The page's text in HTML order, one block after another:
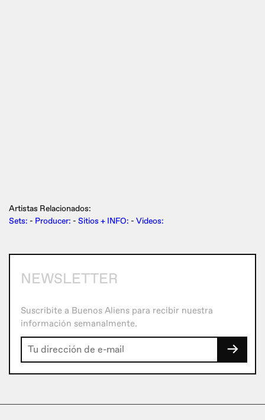
Artistas Relacionados:
Sets: - Producer: - Sitios + INFO: - Videos:
NEWSLETTER
Suscribite a Buenos Aliens para recibir nuestra
información semanalmente.
→